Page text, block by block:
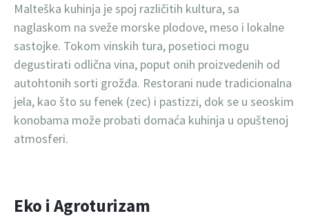
Malteška kuhinja je spoj različitih kultura, sa
naglaskom na sveže morske plodove, meso i lokalne
sastojke. Tokom vinskih tura, posetioci mogu
degustirati odlična vina, poput onih proizvedenih od
autohtonih sorti grožđa. Restorani nude tradicionalna
jela, kao što su fenek (zec) i pastizzi, dok se u seoskim
konobama može probati domaća kuhinja u opuštenoj
atmosferi.
Eko i Agroturizam